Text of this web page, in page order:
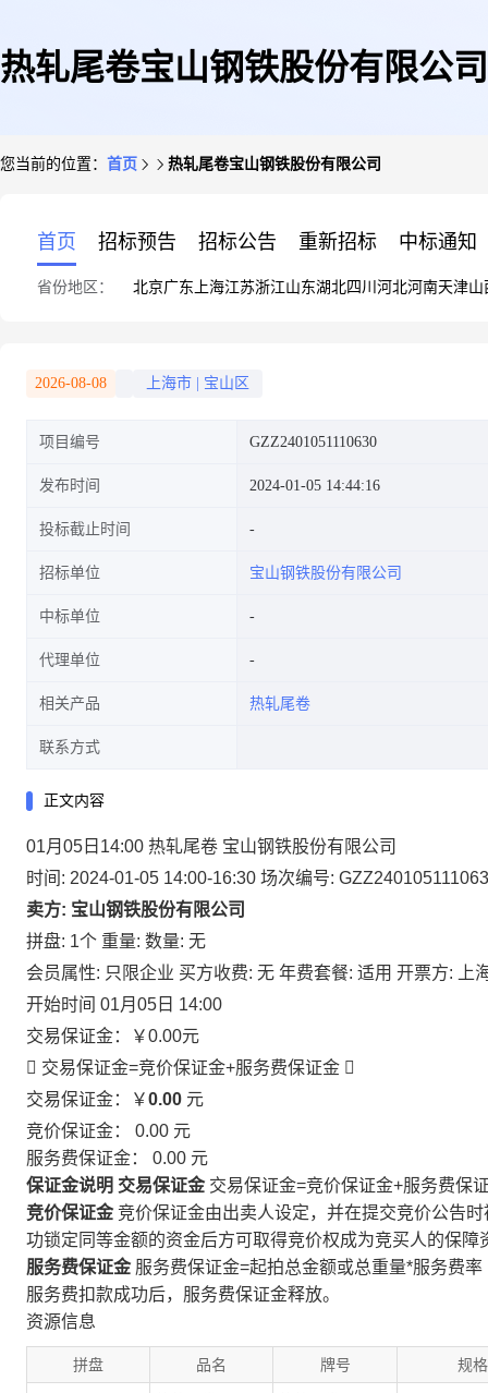
热轧尾卷宝山钢铁股份有限公司
您当前的位置： 首页 热轧尾卷宝山钢铁股份有限公司
首页 招标预告 招标公告 重新招标 中标通知
省份地区： 北京广东 上海江苏浙江山东湖北四川 河北河南天津山
2026-08-08 上海市 宝山区
项目编号 GZZ2401051110630
发布时间 2024-01-05 14:44:16
投标截止时间
招标单位 宝山钢铁股份有限公司
中标单位
代理单位
相关产品 热轧尾卷
联系方式
正文内容
01月05日14:00 热轧尾卷 宝山钢铁股份有限公司
时间: 2024-01-05 14:00-16:30 场次编号:
卖方: 宝山钢铁股份有限公司
拼盘: 1个 重量: 数量: 无
会员属性: 只限企业 买方收费: 无 年费套餐: 适用 开票方: 上
开始时间 01月05日 14:00
交易保证金：
￥0.00元
 交易保证金=竞价保证金+服务费保证金 
交易保证金：￥0.00 元
竞价保证金： 0.00 元
服务费保证金： 0.00 元
保证金说明 交易保证金 交易保证金=竞价保证金+服务费保
竞价保证金 竞价保证金由出卖人设定，并在提交竞价公告
功锁定同等金额的资金后方可取得竞价权成为竞买人的保障
服务费保证金 服务费保证金=起拍总金额或总重量*服务费率
服务费扣款成功后，服务费保证金释放。
资源信息
拼盘 品名 牌号 规格